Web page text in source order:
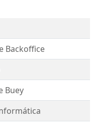
Backoffice
Buey